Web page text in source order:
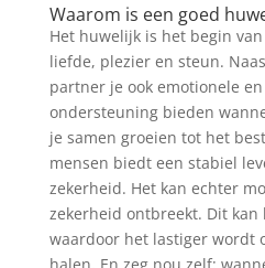
Waarom is een goed
Het huwelijk is het begin
liefde, plezier en steun.
partner je ook emotionele
ondersteuning bieden
je samen groeien tot het
mensen biedt een stabiel
zekerheid. Het kan echter
zekerheid ontbreekt. Dit
waardoor het lastiger wordt